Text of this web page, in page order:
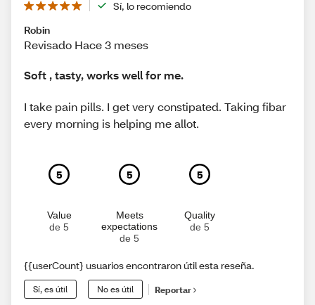
Sí, lo recomiendo
Robin
Revisado Hace 3 meses
Soft , tasty, works well for me.
I take pain pills. I get very constipated. Taking fibar
every morning is helping me allot.
5
Value
de 5
5
Meets
expectations
de 5
5
Quality
de 5
{{userCount} usuarios encontraron útil esta reseña.
Sí, es útil No es útil Reportar